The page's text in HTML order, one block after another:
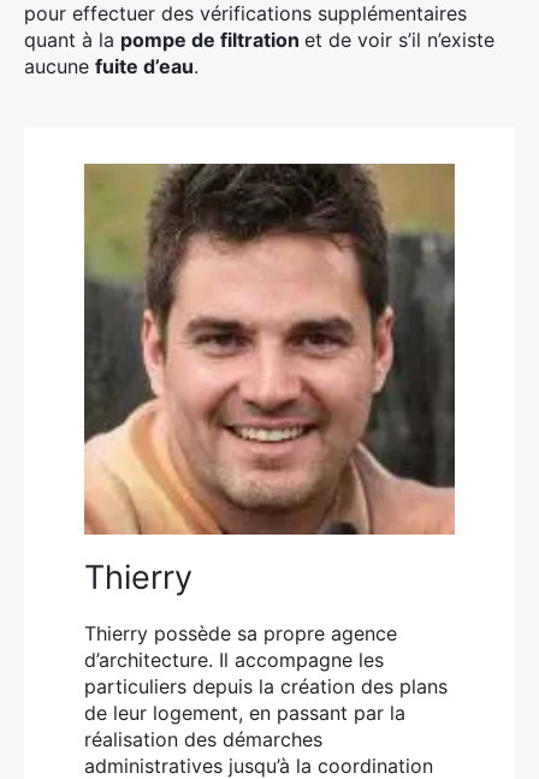
pour effectuer des vérifications supplémentaires
quant à la pompe de filtration et de voir s’il n’existe
aucune fuite d’eau.
Thierry
Thierry possède sa propre agence
d’architecture. Il accompagne les
particuliers depuis la création des plans
de leur logement, en passant par la
réalisation des démarches
administratives jusqu’à la coordination